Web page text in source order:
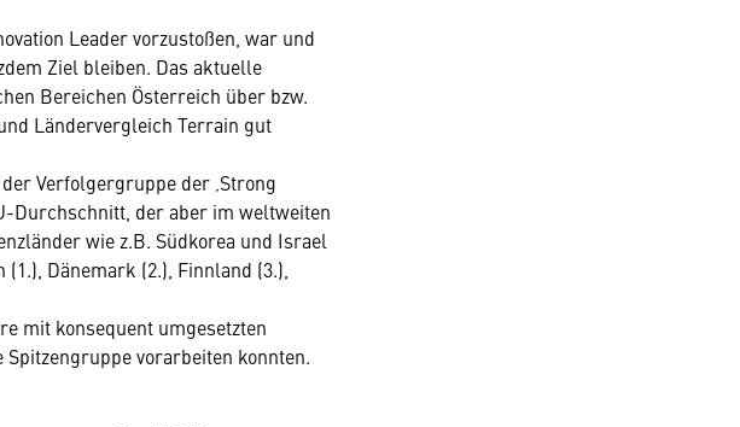
Leader vorzustoßen, war und
Ziel bleiben. Das aktuelle
Bereichen Österreich über bzw.
Ländervergleich Terrain gut
Verfolgergruppe der ‚Strong
Durchschnitt, der aber im weltweiten
wie z.B. Südkorea und Israel
Dänemark (2.), Finnland (3.),
mit konsequent umgesetzten
vorarbeiten konnten.